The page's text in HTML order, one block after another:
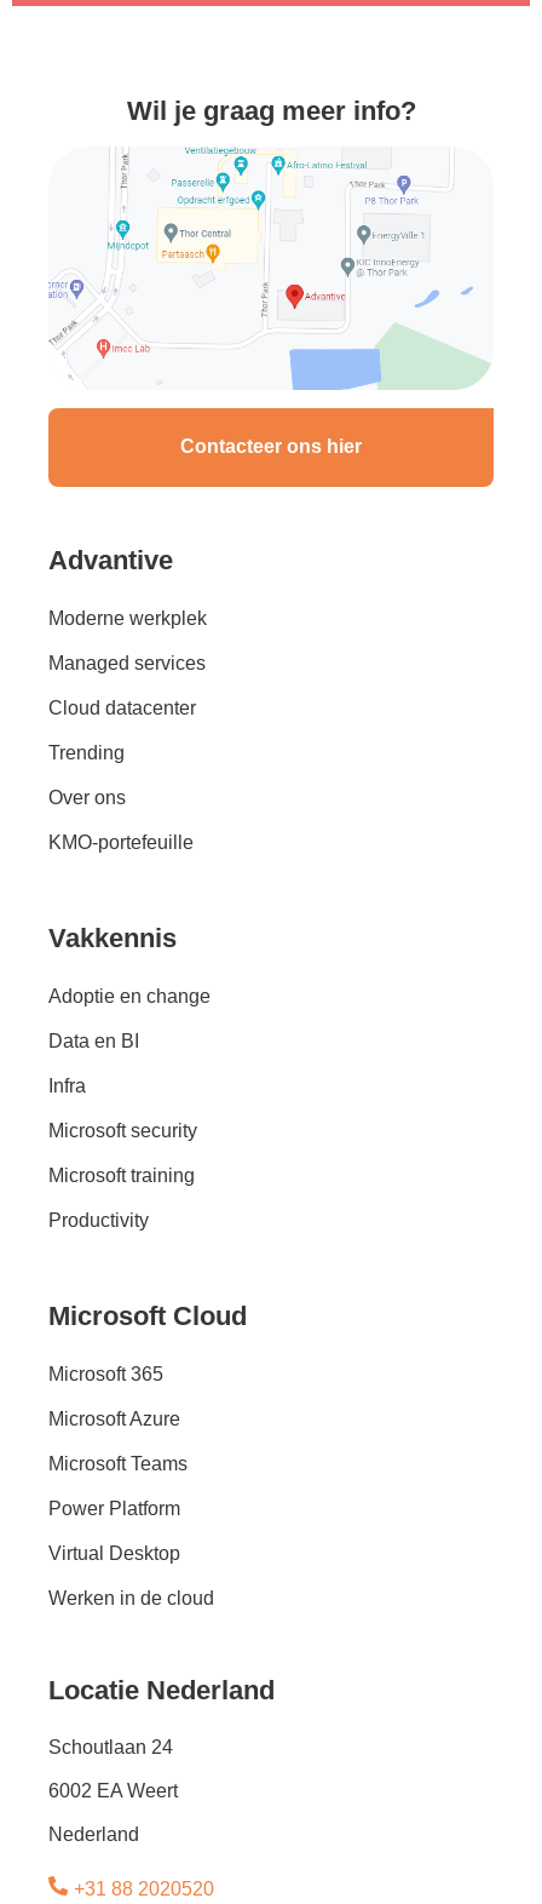
Wil je graag meer info?
Contacteer ons hier
Advantive
Moderne werkplek
Managed services
Cloud datacenter
Trending
Over ons
KMO-portefeuille
Vakkennis
Adoptie en change
Data en BI
Infra
Microsoft security
Microsoft training
Productivity
Microsoft Cloud
Microsoft 365
Microsoft Azure
Microsoft Teams
Power Platform
Virtual Desktop
Werken in de cloud
Locatie Nederland
Schoutlaan 24
6002 EA Weert
Nederland
+31 88 2020520